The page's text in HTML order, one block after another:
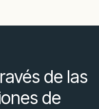
de las
de